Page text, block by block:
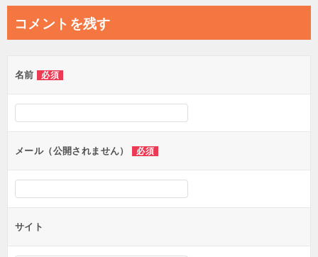
ビ
ー
シ
ョ
ン
コメントを残す
名前 必須
メール（公開されません） 必須
サイト